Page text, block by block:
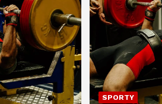
SPORTY